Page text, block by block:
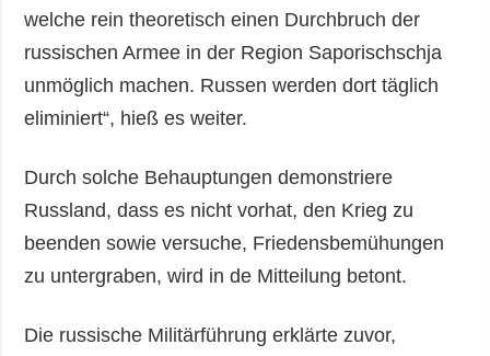
welche rein theoretisch einen Durchbruch der
russischen Armee in der Region Saporischschja
unmöglich machen. Russen werden dort täglich
eliminiert“, hieß es weiter.
Durch solche Behauptungen demonstriere
Russland, dass es nicht vorhat, den Krieg zu
beenden sowie versuche, Friedensbemühungen
zu untergraben, wird in de Mitteilung betont.
Die russische Militärführung erklärte zuvor,